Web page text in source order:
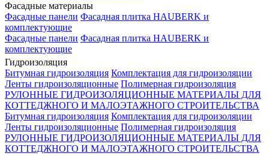
Фасадные материалы
Фасадные панели Фасадная плитка HAUBERK и
комплектующие
Фасадные панели Фасадная плитка HAUBERK и
комплектующие
Гидроизоляция
Битумная гидроизоляция Комплектация для гидроизоляции
Ленты гидроизоляционные Полимерная гидроизоляция
РУЛОННЫЕ ГИДРОИЗОЛЯЦИОННЫЕ МАТЕРИАЛЫ ДЛЯ
КОТТЕДЖНОГО И МАЛОЭТАЖНОГО СТРОИТЕЛЬСТВА
Битумная гидроизоляция Комплектация для гидроизоляции
Ленты гидроизоляционные Полимерная гидроизоляция
РУЛОННЫЕ ГИДРОИЗОЛЯЦИОННЫЕ МАТЕРИАЛЫ ДЛЯ
КОТТЕДЖНОГО И МАЛОЭТАЖНОГО СТРОИТЕЛЬСТВА